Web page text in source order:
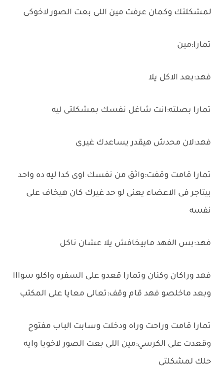
لمشكلتك وكمان عرفت مين اللى بعت الصور لاخوكى
تمارا:مين
فهد:بعد الاكل يلا
تمارا بصلته:انت شاغل نفسك بمشكلتى ليه
فهد:لان محدش هيقدر يساعدك غيرى
تمارا قامت وقفت:واثق من نفسك اوى كدا ليه ده واحد
بيتاجر فى الاعضاء يعنى لو حد غيرك كان هيخاف على
نفسه
فهد:بس الفهد مابيخافش يلا عشان ناكل
فهد وراكان وكنان وتمارا قعدو على السفره واكلو سوااا
وبعد ماخلصو فهد قام وقف:تعالى معايا على المكتب
تمارا قامت وراحت وراه ودخلت وسابت الباب مفتوح
وقعدت على الكرسي:مين اللى بعت الصور لاخويا وايه
حلك لمشكلتى